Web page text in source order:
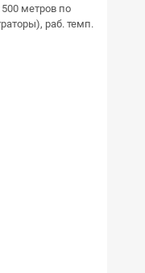
метров по
раб. темп.